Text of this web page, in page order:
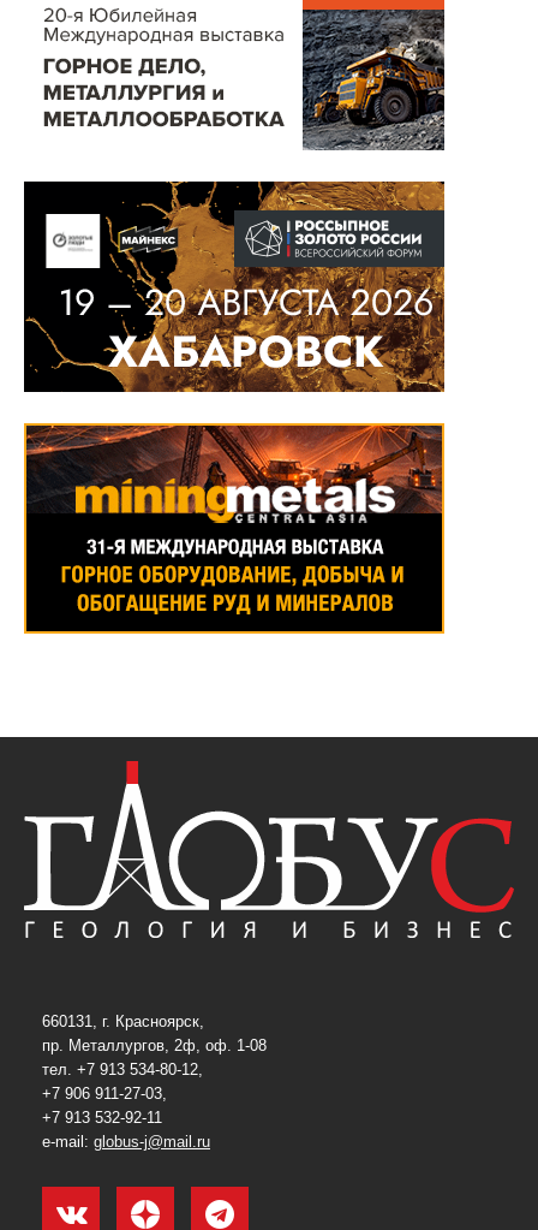
660131, г. Красноярск,
пр. Металлургов, 2ф, оф. 1-08
тел. +7 913 534-80-12,
+7 906 911-27-03,
+7 913 532-92-11
e-mail: globus-j@mail.ru